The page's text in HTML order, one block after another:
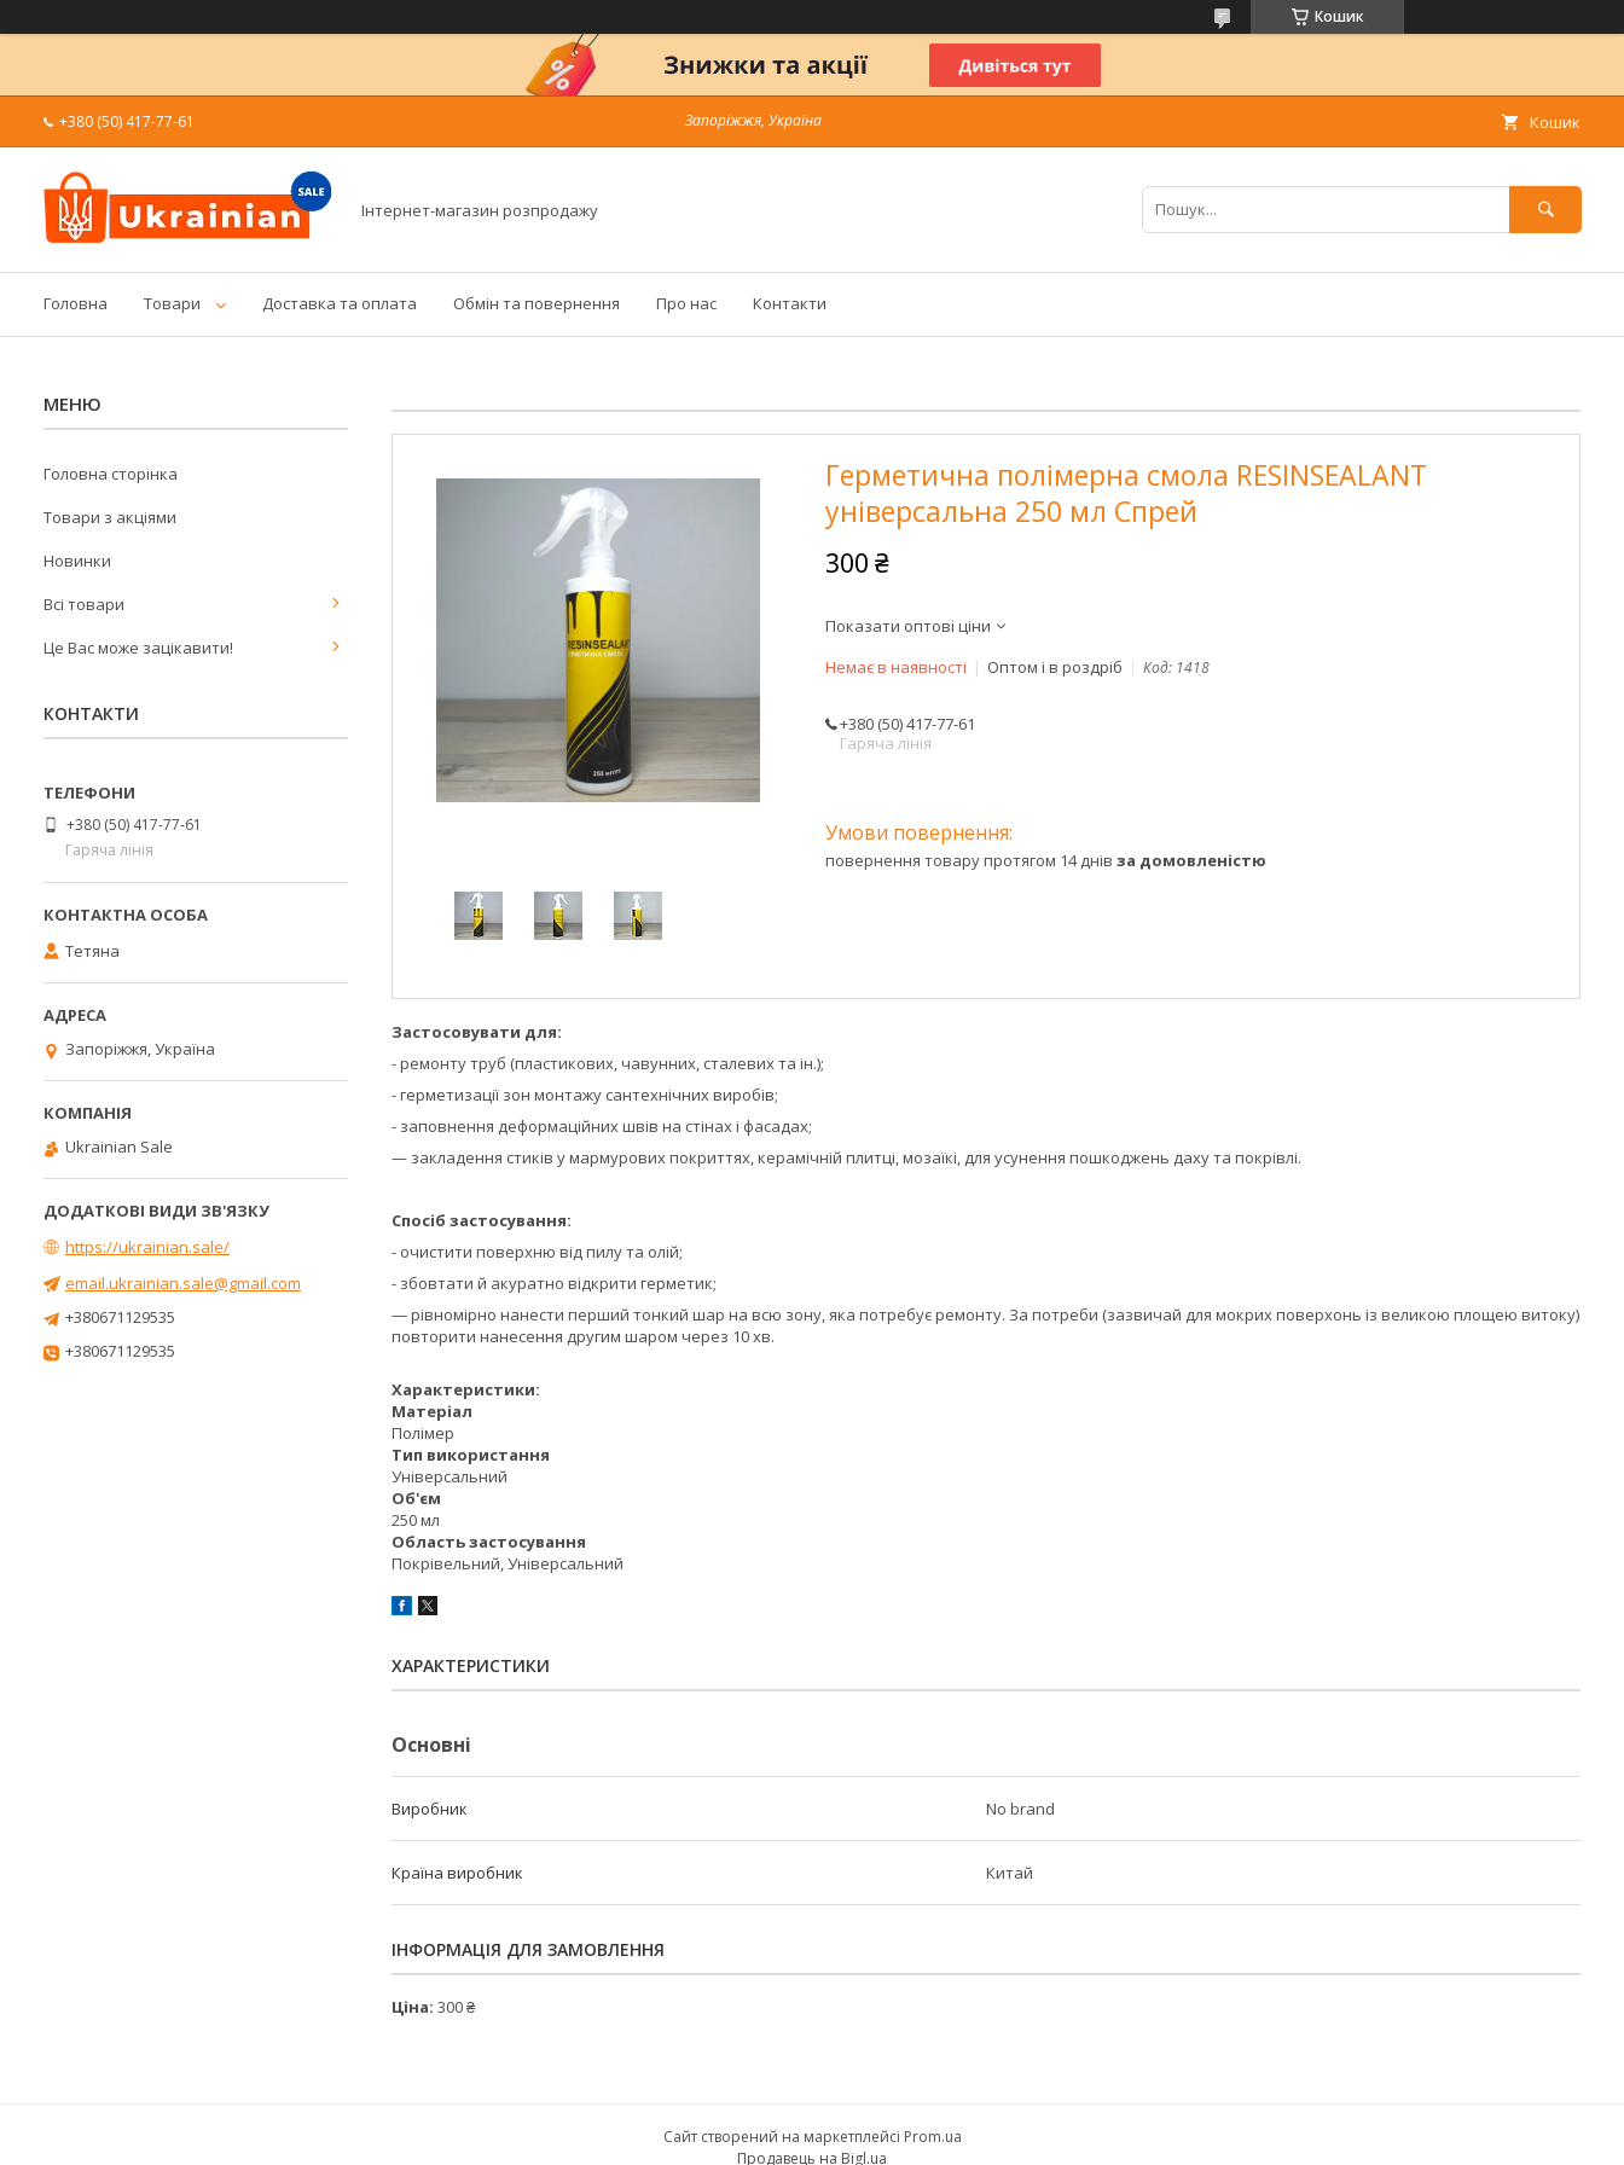
Кошик
+380 (50) 417-77-61 Запоріжжя, Україна Кошик
Інтернет-магазин розпродажу
Головна Товари Доставка та оплата Обмін та повернення Про нас Контакти
Герметична полімерна смола RESINSEALANT
універсальна 250 мл Спрей
300 ₴
Показати оптові ціни
Немає в наявності
Оптом і в роздріб Код: 1418
+380 (50) 417-77-61
Гаряча лінія
повернення товару протягом 14 днів за домовленістю
Застосовувати для:
- ремонту труб (пластикових, чавунних, сталевих та ін.);
- герметизації зон монтажу сантехнічних виробів;
- заповнення деформаційних швів на стінах і фасадах;
— закладення стиків у мармурових покриттях, керамічній плитці, мозаїкі, для усунення пошкоджень даху та покрівлі.
Спосіб застосування:
- очистити поверхню від пилу та олій;
- збовтати й акуратно відкрити герметик;
— рівномірно нанести перший тонкий шар на всю зону, яка потребує ремонту. За потреби (зазвичай для мокрих поверхонь із великою площею витоку)
повторити нанесення другим шаром через 10 хв.
Характеристики:
Матеріал
Полімер
Тип використання
Універсальний
Об'єм
250 мл
Область застосування
Покрівельний, Універсальний
ХАРАКТЕРИСТИКИ
Основні
Виробник No brand
Країна виробник Китай
ІНФОРМАЦІЯ ДЛЯ ЗАМОВЛЕННЯ
Ціна: 300 ₴
Головна сторінка
Товари з акціями
Новинки
Всі товари
Це Вас може зацікавити!
КОНТАКТИ
+380 (50) 417-77-61
Гаряча лінія
Тетяна
Запоріжжя, Україна
Ukrainian Sale
https://ukrainian.sale/
email.ukrainian.sale@gmail.com
+380671129535
+380671129535
Сайт створений на маркетплейсі Prom.ua
Продавець на Bigl.ua